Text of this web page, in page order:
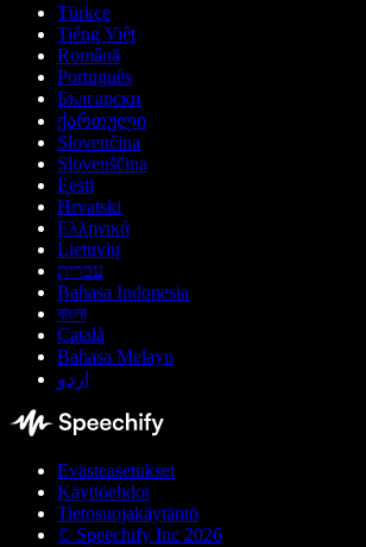
Türkçe
Tiếng Việt
Română
Português
Български
ქართული
Slovenčina
Slovenščina
Eesti
Hrvatski
Ελληνικά
Lietuvių
עברית
Bahasa Indonesia
বাংলা
Català
Bahasa Melayu
اردو
Evästeasetukset
Käyttöehdot
Tietosuojakäytäntö
© Speechify Inc 2026